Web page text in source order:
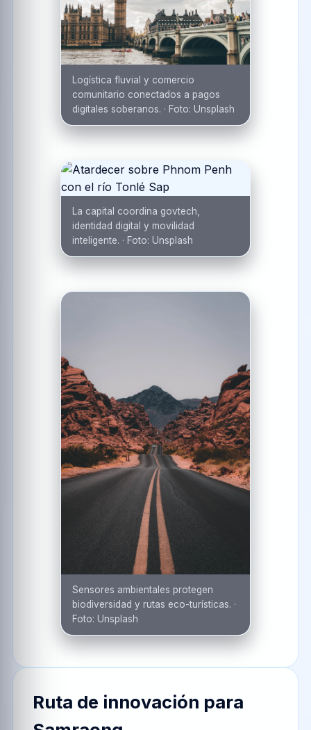
Logística fluvial y comercio
comunitario conectados a pagos
digitales soberanos. · Foto: Unsplash
La capital coordina govtech,
identidad digital y movilidad
inteligente. · Foto: Unsplash
Sensores ambientales protegen
biodiversidad y rutas eco-turísticas. ·
Foto: Unsplash
Ruta de innovación para